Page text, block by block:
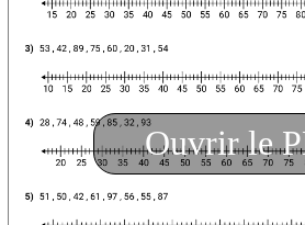
Ouvrir le